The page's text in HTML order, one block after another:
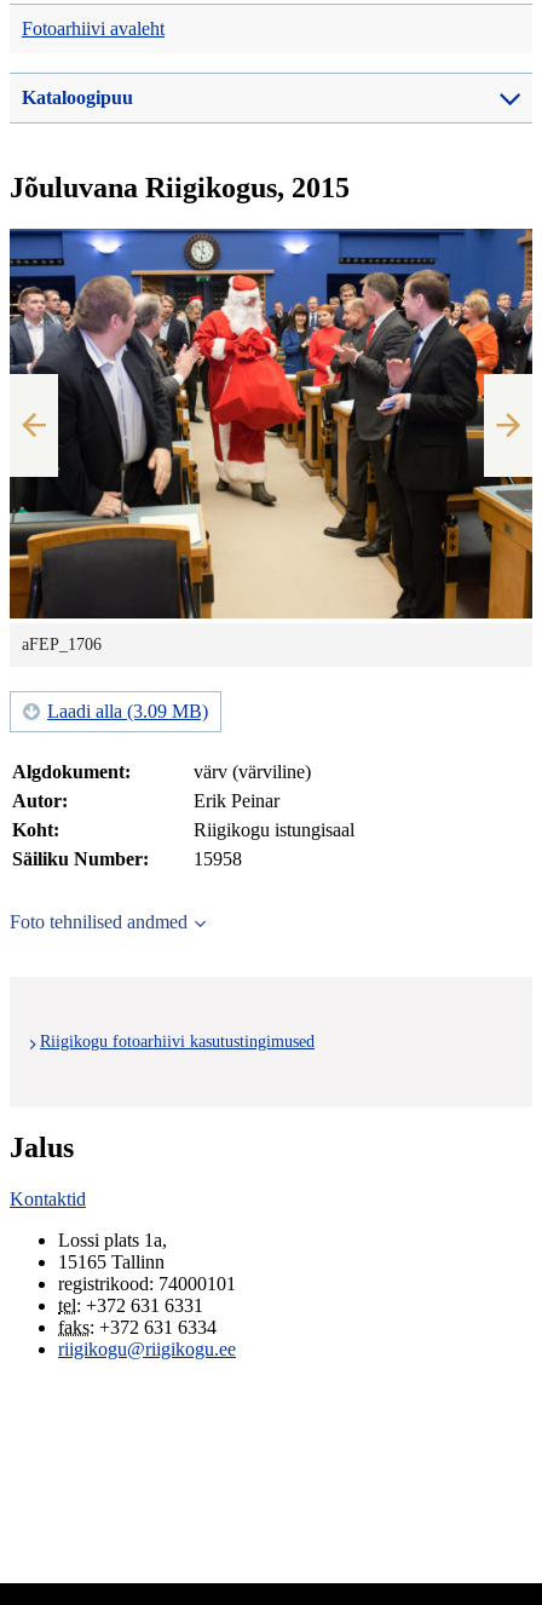
Fotoarhiivi avaleht
Kataloogipuu
Jõuluvana Riigikogus, 2015
aFEP_1706
Laadi alla (3.09 MB)
Algdokument:
värv (värviline)
Autor:
Erik Peinar
Koht:
Riigikogu istungisaal
Säiliku Number:
15958
Foto tehnilised andmed
Riigikogu fotoarhiivi kasutustingimused
Jalus
Kontaktid
Lossi plats 1a,
15165 Tallinn
registrikood: 74000101
tel: +372 631 6331
faks: +372 631 6334
riigikogu@riigikogu.ee